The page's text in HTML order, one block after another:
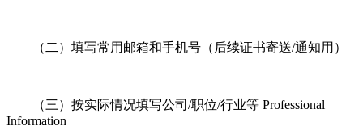
（二）填写常用邮箱和手机号（后续证书寄送/通知用）
（三）按实际情况填写公司/职位/行业等 Professional
Information